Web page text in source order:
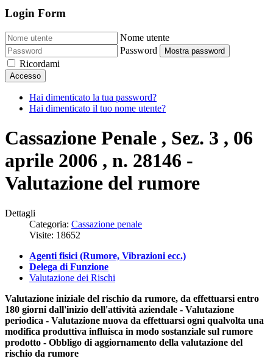
Login Form
Nome utente
Password
Mostra password
Ricordami
Accesso
Hai dimenticato la tua password?
Hai dimenticato il tuo nome utente?
Cassazione Penale , Sez. 3 , 06
aprile 2006 , n. 28146 -
Valutazione del rumore
Dettagli
Categoria: Cassazione penale
Visite: 18652
Agenti fisici (Rumore, Vibrazioni ecc.)
Delega di Funzione
Valutazione dei Rischi
Valutazione iniziale del rischio da rumore, da effettuarsi entro
180 giorni dall'inizio dell'attività aziendale - Valutazione
periodica - Valutazione nuova da effettuarsi ogni qualvolta una
modifica produttiva influisca in modo sostanziale sul rumore
prodotto - Obbligo di aggiornamento della valutazione del
rischio da rumore